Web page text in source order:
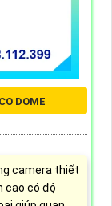
DOME
camera thiết
cao có độ